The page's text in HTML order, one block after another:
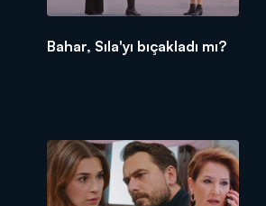
Bahar, Sıla'yı bıçakladı mı?